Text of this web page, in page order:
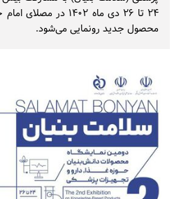
محصول جدید رونمایی می‌شود.